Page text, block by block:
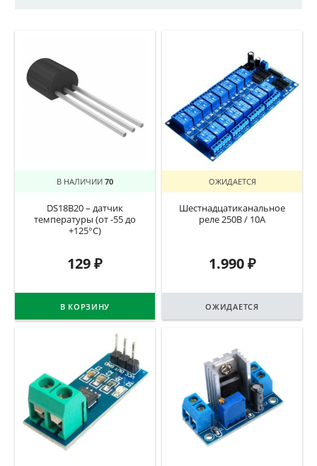
В НАЛИЧИИ 70
DS18B20 – датчик
температуры (от -55 до
+125°C)
129₽
В КОРЗИНУ
ОЖИДАЕТСЯ
Шестнадцатиканальное
реле 250В / 10А
1.990₽
ОЖИДАЕТСЯ